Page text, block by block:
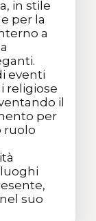
in stile
per la
a
eventi
religiose
il
per
ruolo
suo